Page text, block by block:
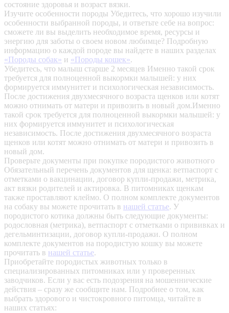
состояние здоровья и возраст вязки.
Изучите особенности породы Убедитесь, что хорошо изучили
особенности выбранной породы, и ответьте себе на вопрос:
сможете ли вы выделить необходимое время, ресурсы и
энергию для заботы о своем новом любимце? Подробную
информацию о каждой породе вы найдете в наших разделах
«Породы собак» и «Породы кошек».
Убедитесь, что малыш старше 2 месяцев Именно такой срок
требуется для полноценной выкормки малышей: у них
формируется иммунитет и психологическая независимость.
После достижения двухмесячного возраста щенков или котят
можно отнимать от матери и привозить в новый дом.Именно
такой срок требуется для полноценной выкормки малышей: у
них формируется иммунитет и психологическая
независимость. После достижения двухмесячного возраста
щенков или котят можно отнимать от матери и привозить в
новый дом.
Проверьте документы при покупке породистого животного
Обязательный перечень документов для щенка: ветпаспорт с
отметками о вакцинации, договор купли-продажи, метрика,
акт вязки родителей и актировка. В питомниках щенкам
также проставляют клеймо. О полном комплекте документов
на собаку вы можете прочитать в нашей статье. У
породистого котика должны быть следующие документы:
родословная (метрика), ветпаспорт с отметками о прививках и
дегельминтизации, договор купли-продажи. О полном
комплекте документов на породистую кошку вы можете
прочитать в нашей статье.
Приобретайте породистых животных только в
специализированных питомниках или у проверенных
заводчиков. Если у вас есть подозрения на мошеннические
действия – сразу же сообщите нам. Подробнее о том, как
выбрать здорового и чистокровного питомца, читайте в
наших статьях: